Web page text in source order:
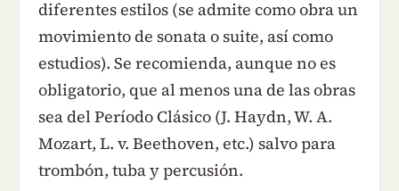
diferentes estilos (se admite como obra un
movimiento de sonata o suite, así como
estudios). Se recomienda, aunque no es
obligatorio, que al menos una de las obras
sea del Período Clásico (J. Haydn, W. A.
Mozart, L. v. Beethoven, etc.) salvo para
trombón, tuba y percusión.